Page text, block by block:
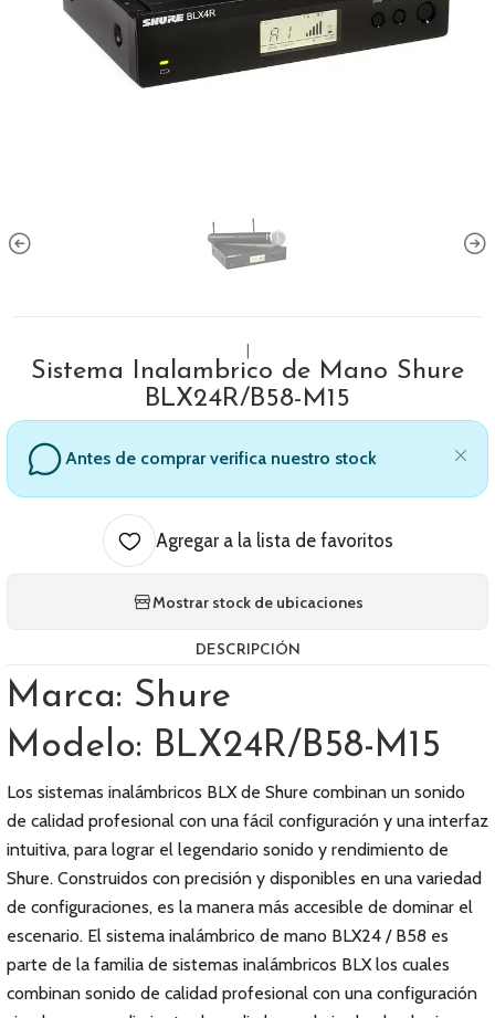
Sistema Inalambrico de Mano Shure
BLX24R/B58-M15
Antes de comprar verifica nuestro stock
Agregar a la lista de favoritos
Mostrar stock de ubicaciones
DESCRIPCIÓN
Marca: Shure
Modelo: BLX24R/B58-M15
Los sistemas inalámbricos BLX de Shure combinan un sonido
de calidad profesional con una fácil configuración y una interfaz
intuitiva, para lograr el legendario sonido y rendimiento de
Shure. Construidos con precisión y disponibles en una variedad
de configuraciones, es la manera más accesible de dominar el
escenario. El sistema inalámbrico de mano BLX24 / B58 es
parte de la familia de sistemas inalámbricos BLX los cuales
combinan sonido de calidad profesional con una configuración